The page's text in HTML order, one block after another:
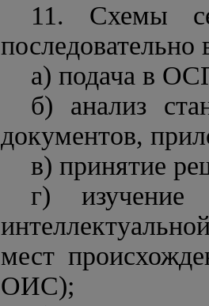
11. Схемы
а) подача в
б) анализ
документов,
в) принятие
г)
мест
ОИС);